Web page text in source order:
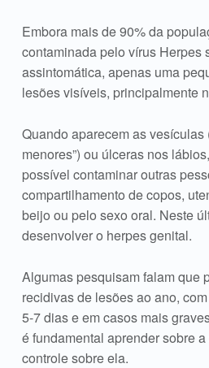
Embora mais de 90% da
contaminada pelo vírus Herpes
assintomática, apenas uma
lesões visíveis, principalmente
Quando aparecem as vesículas
menores”) ou úlceras nos
possível contaminar outras
compartilhamento de copos,
beijo ou pelo sexo oral. Neste
desenvolver o herpes genital.
Algumas pesquisam falam que
recidivas de lesões ao ano,
5-7 dias e em casos mais
é fundamental aprender sobre
controle sobre ela.